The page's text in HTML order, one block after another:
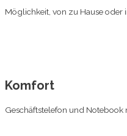
Möglichkeit, von zu Hause oder
Komfort
Geschäftstelefon und Notebook